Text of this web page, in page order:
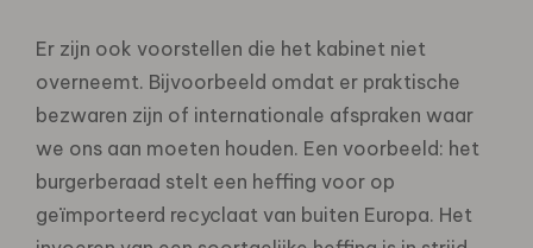
Er zijn ook voorstellen die het kabinet niet
overneemt. Bijvoorbeeld omdat er praktische
bezwaren zijn of internationale afspraken waar
we ons aan moeten houden. Een voorbeeld: het
burgerberaad stelt een heffing voor op
geïmporteerd recyclaat van buiten Europa. Het